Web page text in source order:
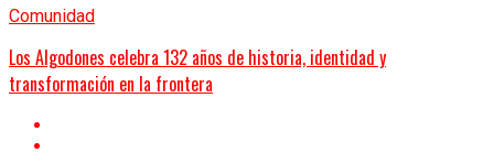
Comunidad
Los Algodones celebra 132 años de historia, identidad y
transformación en la frontera